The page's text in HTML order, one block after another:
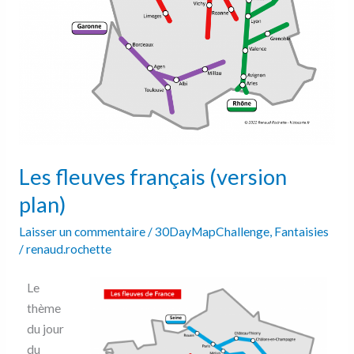
Les fleuves français (version
plan)
Laisser un commentaire/30DayMapChallenge, Fantaisies
/renaud.rochette
Le
thème
du jour
du